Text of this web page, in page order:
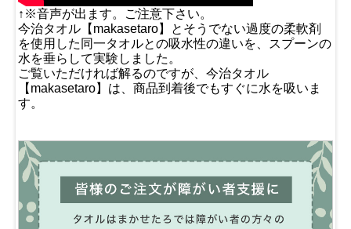
↑※音声が出ます。ご注意下さい。
今治タオル【makasetaro】とそうでない過度の柔軟剤
を使用した同一タオルとの吸水性の違いを、スプーンの
水を垂らして実験しました。
ご覧いただければ解るのですが、今治タオル
【makasetaro】は、商品到着後でもすぐに水を吸いま
す。